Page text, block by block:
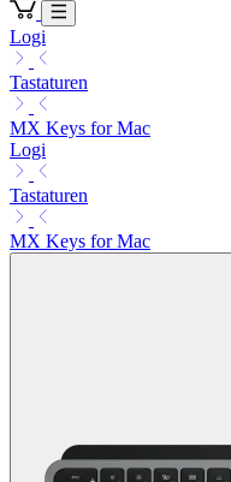
Logi
Tastaturen
MX Keys for Mac
Logi
Tastaturen
MX Keys for Mac